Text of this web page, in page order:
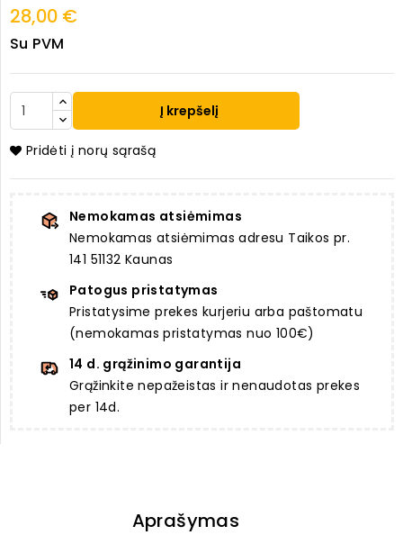
28,00 €
Su PVM
Į krepšelį
Pridėti į norų sąrašą
Nemokamas atsiėmimas
Nemokamas atsiėmimas adresu Taikos pr.
141 51132 Kaunas
Patogus pristatymas
Pristatysime prekes kurjeriu arba paštomatu
(nemokamas pristatymas nuo 100€)
14 d. grąžinimo garantija
Grąžinkite nepažeistas ir nenaudotas prekes
per 14d.
Aprašymas